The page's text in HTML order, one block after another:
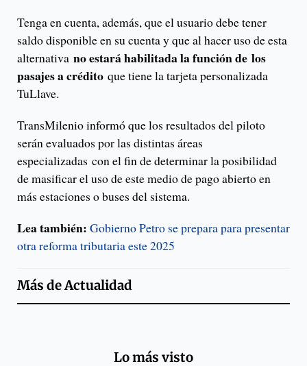
Tenga en cuenta, además, que el usuario debe tener
saldo disponible en su cuenta y que al hacer uso de esta
alternativa no estará habilitada la función de los
pasajes a crédito que tiene la tarjeta personalizada
TuLlave.
TransMilenio informó que los resultados del piloto
serán evaluados por las distintas áreas
especializadas con el fin de determinar la posibilidad
de masificar el uso de este medio de pago abierto en
más estaciones o buses del sistema.
Lea también: Gobierno Petro se prepara para presentar
otra reforma tributaria este 2025
Más deActualidad
Lo más visto